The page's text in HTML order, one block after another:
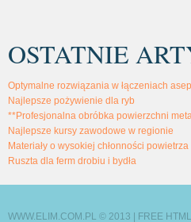
OSTATNIE
Optymalne rozwiązania w łączeniach
Najlepsze pożywienie dla ryb
**Profesjonalna obróbka powierzchni
Najlepsze kursy zawodowe w regionie
Materiały o wysokiej chłonności powietrza
Ruszta dla ferm drobiu i bydła
WWW.ELIM.COM.PL © 2013 | FREE